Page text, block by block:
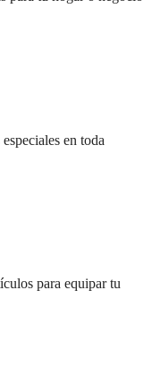
en toda
para equipar tu